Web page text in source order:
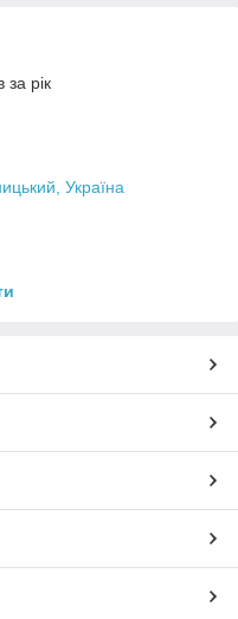
за рік
Україна